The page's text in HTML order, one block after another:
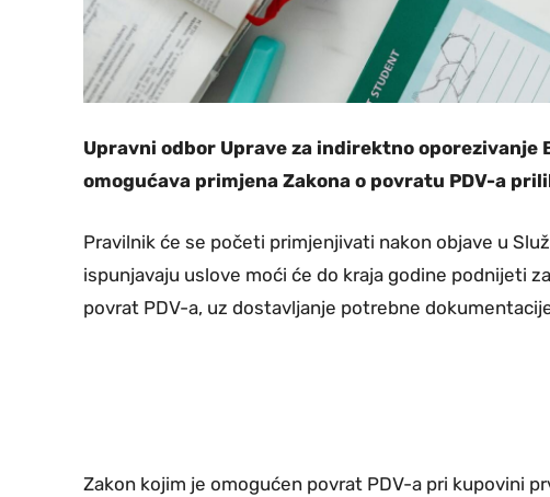
Upravni odbor Uprave za indirektno oporezivanje
omogućava primjena Zakona o povratu PDV-a
Pravilnik će se početi primjenjivati nakon objave u
ispunjavaju uslove moći će do kraja godine podnijeti
povrat PDV-a, uz dostavljanje potrebne
Zakon kojim je omogućen povrat PDV-a pri kupovini